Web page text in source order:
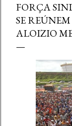
FORÇA
SE
ALOIZIO